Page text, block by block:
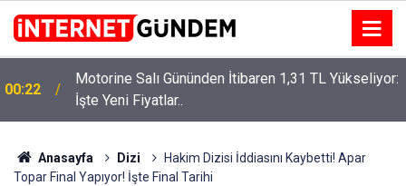
00:22
Motorine Salı Gününden İtibaren 1,31 TL Yükseliyor:
İşte Yeni Fiyatlar..
Anasayfa Dizi
Hakim Dizisi İddiasını Kaybetti! Apar
Topar Final Yapıyor! İşte Final Tarihi